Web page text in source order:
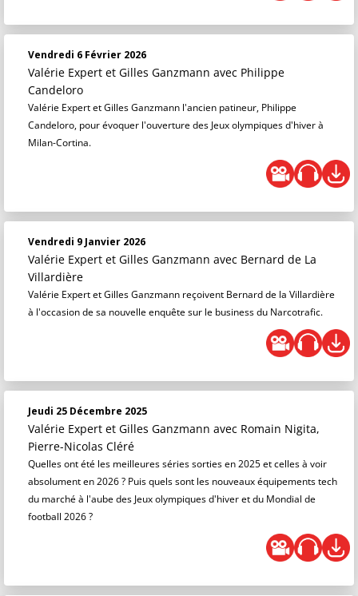
Vendredi 6 Février 2026
Valérie Expert et Gilles Ganzmann avec Philippe
Candeloro
Valérie Expert et Gilles Ganzmann l'ancien patineur, Philippe
Candeloro, pour évoquer l'ouverture des Jeux olympiques d'hiver à
Milan-Cortina.
Vendredi 9 Janvier 2026
Valérie Expert et Gilles Ganzmann avec Bernard de La
Villardière
Valérie Expert et Gilles Ganzmann reçoivent Bernard de la Villardière
à l'occasion de sa nouvelle enquête sur le business du Narcotrafic.
Jeudi 25 Décembre 2025
Valérie Expert et Gilles Ganzmann avec Romain Nigita,
Pierre-Nicolas Cléré
Quelles ont été les meilleures séries sorties en 2025 et celles à voir
absolument en 2026 ? Puis quels sont les nouveaux équipements tech
du marché à l'aube des Jeux olympiques d'hiver et du Mondial de
football 2026 ?